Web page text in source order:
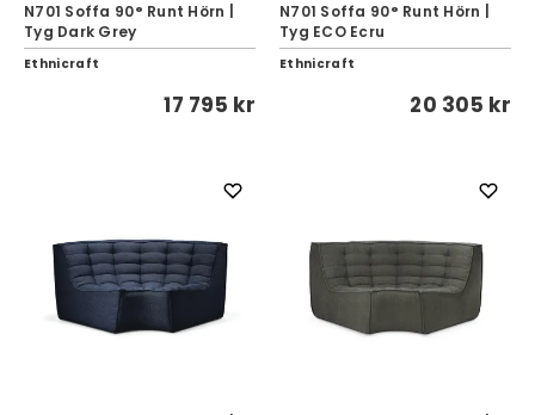
N701 Soffa 90° Runt Hörn |
Tyg Dark Grey
Ethnicraft
17 795 kr
N701 Soffa 90° Runt Hörn |
Tyg ECO Ecru
Ethnicraft
20 305 kr